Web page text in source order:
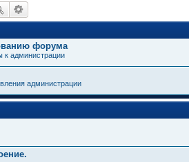
форума
к администрации
администрации